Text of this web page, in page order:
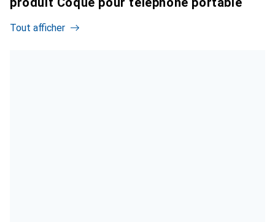
Tout afficher